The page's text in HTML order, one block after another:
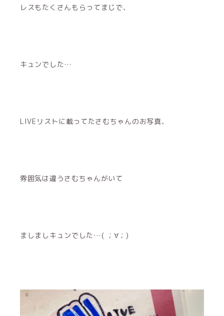
レスもたくさんもらってまじで、
キュンでした…
LIVEリストに載ってたさむちゃんのお写真、
雰囲気は違うさむちゃんがいて
ましましキュンでした…( ；∀；)